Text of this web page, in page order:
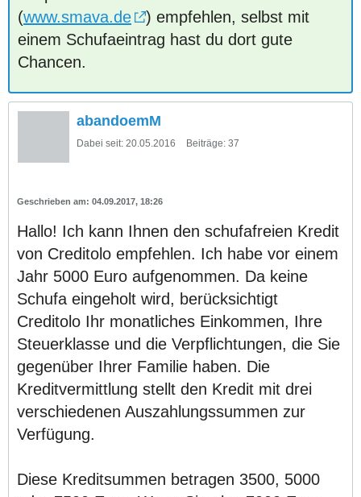
(www.smava.de
) empfehlen, selbst mit
einem Schufaeintrag hast du dort gute
Chancen.
abandoemM
Dabei seit: 20.05.2016 Beiträge: 37
04.09.2017, 18:26
Hallo! Ich kann Ihnen den schufafreien Kredit
von Creditolo empfehlen. Ich habe vor einem
Jahr 5000 Euro aufgenommen. Da keine
Schufa eingeholt wird, berücksichtigt
Creditolo Ihr monatliches Einkommen, Ihre
Steuerklasse und die Verpflichtungen, die Sie
gegenüber Ihrer Familie haben. Die
Kreditvermittlung stellt den Kredit mit drei
verschiedenen Auszahlungssummen zur
Verfügung.
Diese Kreditsummen betragen 3500, 5000